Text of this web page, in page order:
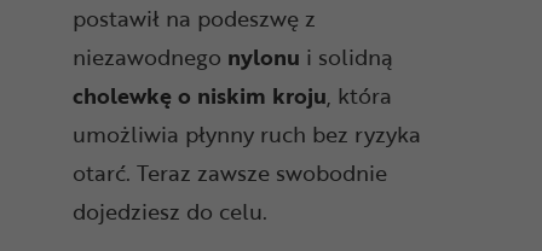
postawił na podeszwę z
niezawodnego nylonu i solidną
cholewkę o niskim kroju, która
umożliwia płynny ruch bez ryzyka
otarć. Teraz zawsze swobodnie
dojedziesz do celu.